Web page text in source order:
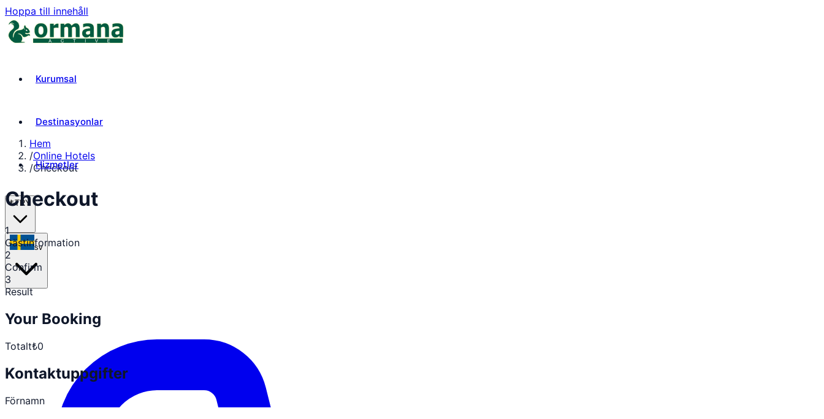
Hoppa till innehåll
Kurumsal
Destinasyonlar
Hizmetler
₺TRY
sv
Hem
/Online Hotels
/Checkout
Checkout
1
Gästinformation
2
Confirm
3
Result
Your Booking
Totalt₺0
Kontaktuppgifter
Förnamn